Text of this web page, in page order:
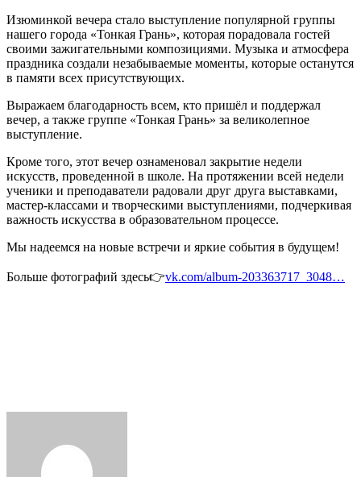
Изюминкой вечера стало выступление популярной группы
нашего города «Тонкая Грань», которая порадовала гостей
своими зажигательными композициями. Музыка и атмосфера
праздника создали незабываемые моменты, которые останутся
в памяти всех присутствующих.
Выражаем благодарность всем, кто пришёл и поддержал
вечер, а также группе «Тонкая Грань» за великолепное
выступление.
Кроме того, этот вечер ознаменовал закрытие недели
искусств, проведенной в школе. На протяжении всей недели
ученики и преподаватели радовали друг друга выставками,
мастер-классами и творческими выступлениями, подчеркивая
важность искусства в образовательном процессе.
Мы надеемся на новые встречи и яркие события в будущем!
Больше фотографий здесь👉vk.com/album-203363717_3048…